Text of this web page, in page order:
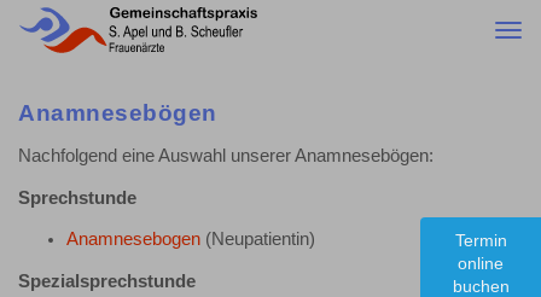
Anamnesebögen
Nachfolgend eine Auswahl unserer Anamnesebögen:
Sprechstunde
Anamnesebogen (Neupatientin)
Spezialsprechstunde
Termin
online
buchen